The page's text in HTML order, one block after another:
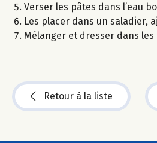
Verser les pâtes dans l’eau
Les placer dans un saladier,
Mélanger et dresser dans les
Retour à la liste